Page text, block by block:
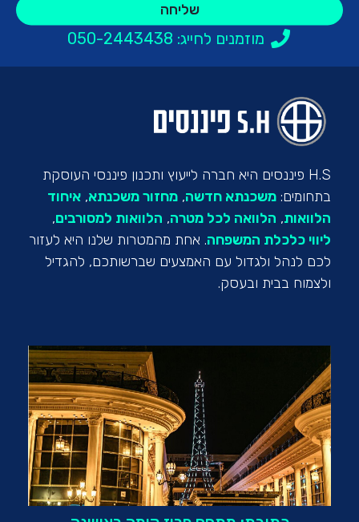
שליחה
מוזמנים לחייג: 050-2443438​
H.S פיננסים היא חברה לייעוץ ותכנון פיננסי העוסקת
בתחומים: משכנתא חדשה, מחזור משכנתא, איחוד
הלוואות, הלוואה לכל מטרה, הלוואות למסורבים,
ליווי כלכלת המשפחה. אחת מהמטרות שלנו היא לעזור
לכם לנהל ולגדול עם האמצעים שברשותכם, להגדיל
ולצמוח בבית ובעסק.